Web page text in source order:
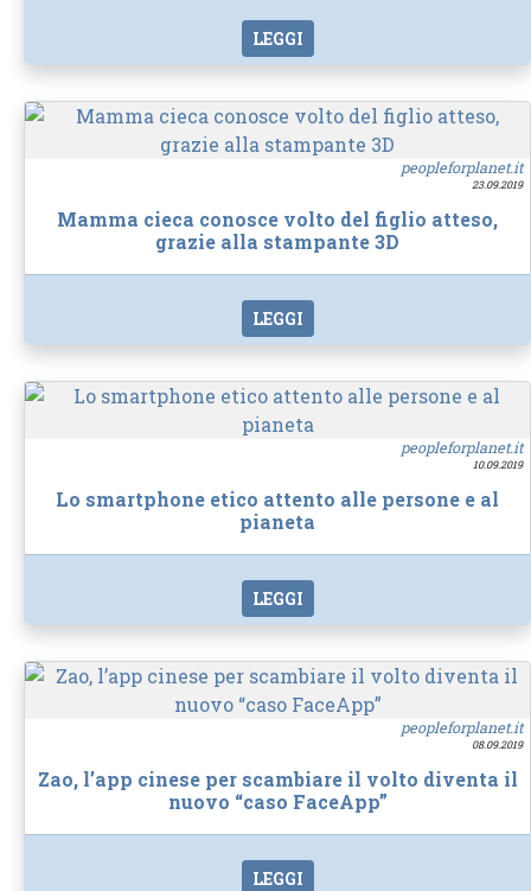
LEGGI
peopleforplanet.it
23.09.2019
Mamma cieca conosce volto del figlio atteso,
grazie alla stampante 3D
LEGGI
peopleforplanet.it
10.09.2019
Lo smartphone etico attento alle persone e al
pianeta
LEGGI
peopleforplanet.it
08.09.2019
Zao, l’app cinese per scambiare il volto diventa il
nuovo “caso FaceApp”
LEGGI